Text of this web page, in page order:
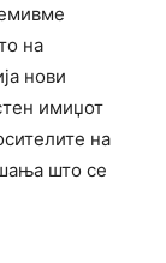
на
нови
имиџот
на
што се